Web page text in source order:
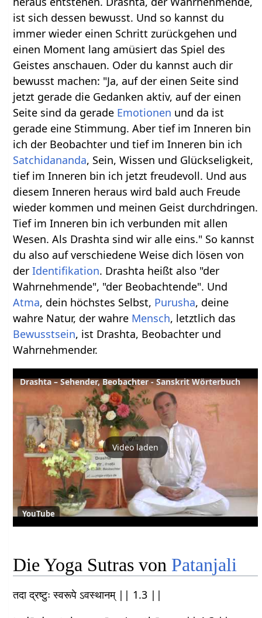
ist sich dessen bewusst. Und so kannst du
immer wieder einen Schritt zurückgehen und
einen Moment lang amüsiert das Spiel des
Geistes anschauen. Oder du kannst auch dir
bewusst machen: "Ja, auf der einen Seite sind
jetzt gerade die Gedanken aktiv, auf der einen
Seite sind da gerade Emotionen und da ist
gerade eine Stimmung. Aber tief im Inneren bin
ich der Beobachter und tief im Inneren bin ich
Satchidananda, Sein, Wissen und Glückseligkeit,
tief im Inneren bin ich jetzt freudevoll. Und aus
diesem Inneren heraus wird bald auch Freude
wieder kommen und meinen Geist durchdringen.
Tief im Inneren bin ich verbunden mit allen
Wesen. Als Drashta sind wir alle eins." So kannst
du also auf verschiedene Weise dich lösen von
derIdentifikation. Drashta heißt also "der
Wahrnehmende", "der Beobachtende". Und
Atma, dein höchstes Selbst, Purusha, deine
wahre Natur, der wahre Mensch, letztlich das
Bewusstsein, ist Drashta, Beobachter und
Wahrnehmender.
Drashta – Sehender, Beobachter - Sanskrit Wörterbuch
Video laden
YouTube
Die Yoga Sutras von Patanjali
तदा द्रष्टुः स्वरूपे ऽवस्थानम् || 1.3 ||